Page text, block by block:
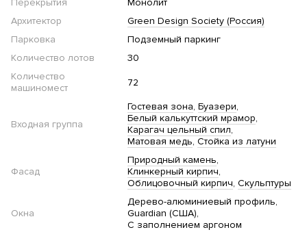
Перекрытия
Монолит
Архитектор
Green Design Society (Россия)
Парковка
Подземный паркинг
Количество лотов
30
Количество
машиномест
72
Входная группа
Гостевая зона Буазери
Белый калькуттский мрамор
Карагач цельный спил
Матовая медь Стойка из латуни
Фасад
Природный камень
Клинкерный кирпич
Облицовочный кирпич Скульптуры
Окна
Дерево-алюминиевый профиль
Guardian (США)
С заполнением аргоном